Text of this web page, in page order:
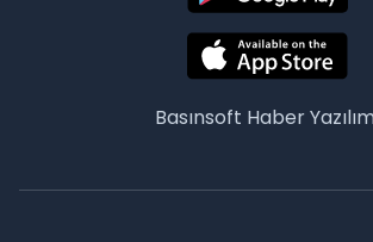
Basınsoft Haber